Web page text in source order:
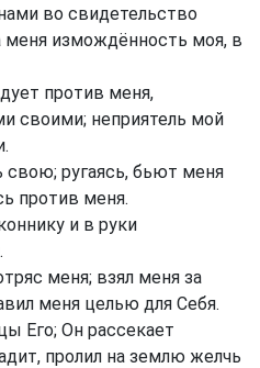
во свидетельство
меня измождённость моя, в
против меня,
своими; неприятель мой
свою; ругаясь, бьют меня
против меня.
и в руки
меня; взял меня за
меня целью для Себя.
Его; Он рассекает
пролил на землю желчь